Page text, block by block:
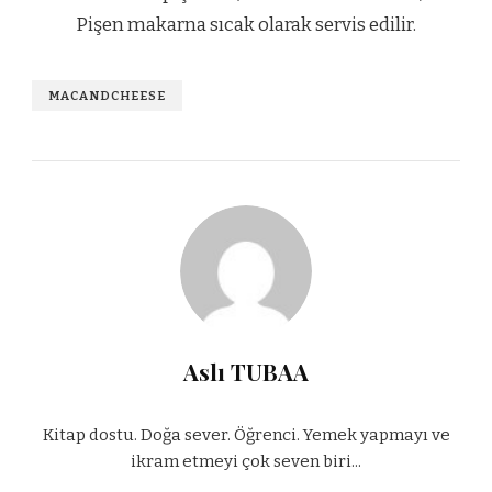
Pişen makarna sıcak olarak servis edilir.
MACANDCHEESE
Aslı TUBAA
Kitap dostu. Doğa sever. Öğrenci. Yemek yapmayı ve
ikram etmeyi çok seven biri...